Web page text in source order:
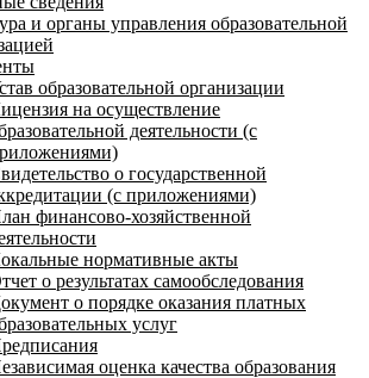
и органы управления образовательной
образовательной организации
на осуществление
деятельности (с
о государственной
(с приложениями)
финансово-хозяйственной
нормативные акты
о результатах самообследования
о порядке оказания платных
услуг
оценка качества образования